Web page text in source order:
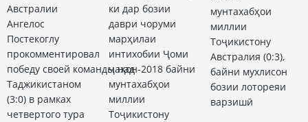
Австралии
Ангелос
Постекоглу
прокомментировал
победу своей команды над
Таджикистаном
(3:0) в рамках
четвертого тура
ки дар бозии
даври чоруми
марҳилаи
интихобии Ҷоми
ҷаҳон-2018 байни
мунтахабҳои
миллии
Тоҷикистону
мунтахабҳои
миллии
Тоҷикистону
Австралия (0:3),
байни мухлисон
бозии лотореяи
варзишӣ